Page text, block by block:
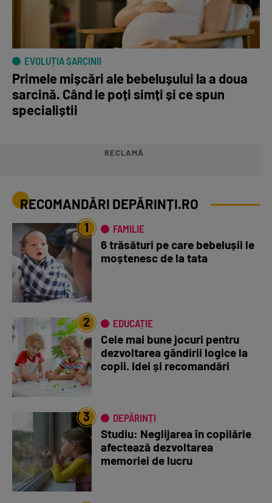
EVOLUȚIA SARCINII
Primele mișcări ale bebelușului la a doua
sarcină. Când le poți simți și ce spun
specialiștii
RECLAMĂ
RECOMANDĂRI DEPĂRINȚI.RO
1 FAMILIE
6 trăsături pe care bebelușii le
moștenesc de la tata
2 EDUCAȚIE
Cele mai bune jocuri pentru
dezvoltarea gândirii logice la
copii. Idei și recomandări
3 DEPĂRINȚI
Studiu: Neglijarea în copilărie
afectează dezvoltarea
memoriei de lucru